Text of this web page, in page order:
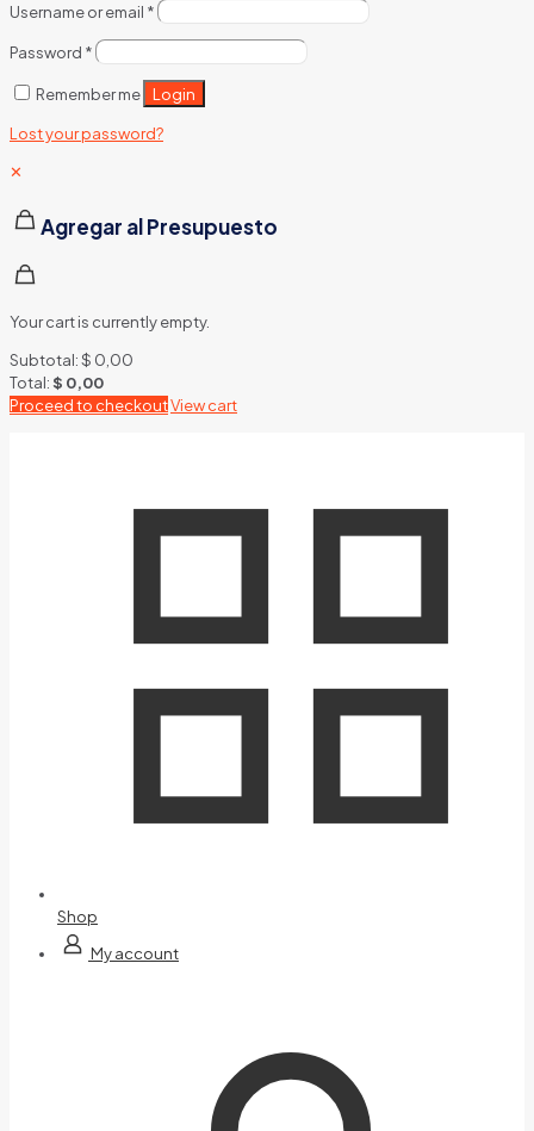
Username or email *
Password *
Remember me Login
Lost your password?
✕
Agregar al Presupuesto
Your cart is currently empty.
Subtotal:$ 0,00
Total:$ 0,00
Proceed to checkoutView cart
Shop
My account